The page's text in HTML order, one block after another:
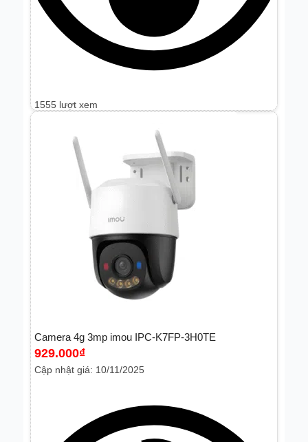
1555 lượt xem
Camera 4g 3mp imou IPC-K7FP-3H0TE
929.000₫
Cập nhật giá: 10/11/2025